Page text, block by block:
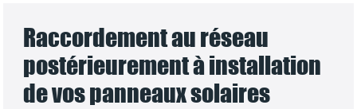
Raccordement au réseau
postérieurement à installation
de vos panneaux solaires